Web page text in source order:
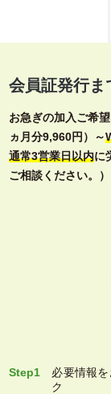
会員証発行ま
お急ぎの加入ご希
ヵ月分9,960円）～
通常3営業日以内に
ご相談ください。）
Step1
必要情報
ク